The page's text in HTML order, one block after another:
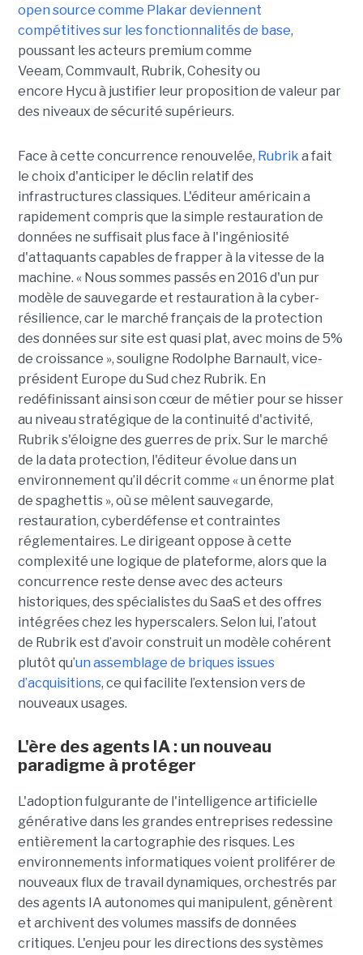
open source comme Plakar deviennent
compétitives sur les fonctionnalités de base,
poussant les acteurs premium comme
Veeam, Commvault, Rubrik, Cohesity ou
encore Hycu à justifier leur proposition de valeur par
des niveaux de sécurité supérieurs.
Face à cette concurrence renouvelée, Rubrik a fait
le choix d'anticiper le déclin relatif des
infrastructures classiques. L'éditeur américain a
rapidement compris que la simple restauration de
données ne suffisait plus face à l'ingéniosité
d'attaquants capables de frapper à la vitesse de la
machine. « Nous sommes passés en 2016 d'un pur
modèle de sauvegarde et restauration à la cyber-
résilience, car le marché français de la protection
des données sur site est quasi plat, avec moins de 5%
de croissance », souligne Rodolphe Barnault, vice-
président Europe du Sud chez Rubrik. En
redéfinissant ainsi son cœur de métier pour se hisser
au niveau stratégique de la continuité d'activité,
Rubrik s'éloigne des guerres de prix. Sur le marché
de la data protection, l'éditeur évolue dans un
environnement qu’il décrit comme « un énorme plat
de spaghettis », où se mêlent sauvegarde,
restauration, cyberdéfense et contraintes
réglementaires. Le dirigeant oppose à cette
complexité une logique de plateforme, alors que la
concurrence reste dense avec des acteurs
historiques, des spécialistes du SaaS et des offres
intégrées chez les hyperscalers. Selon lui, l’atout
de Rubrik est d’avoir construit un modèle cohérent
plutôt qu’un assemblage de briques issues
d’acquisitions, ce qui facilite l’extension vers de
nouveaux usages.
L'ère des agents IA : un nouveau
paradigme à protéger
L'adoption fulgurante de l'intelligence artificielle
générative dans les grandes entreprises redessine
entièrement la cartographie des risques. Les
environnements informatiques voient proliférer de
nouveaux flux de travail dynamiques, orchestrés par
des agents IA autonomes qui manipulent, génèrent
et archivent des volumes massifs de données
critiques. L'enjeu pour les directions des systèmes